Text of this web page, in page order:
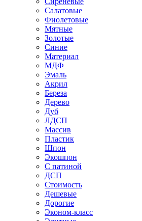
Салатовые
Фиолетовые
Мятные
Золотые
Синие
Материал
МДФ
Эмаль
Акрил
Береза
Дерево
Дуб
ЛДСП
Массив
Пластик
Шпон
Экошпон
С патиной
ДСП
Стоимость
Дешевые
Дорогие
Эконом-класс